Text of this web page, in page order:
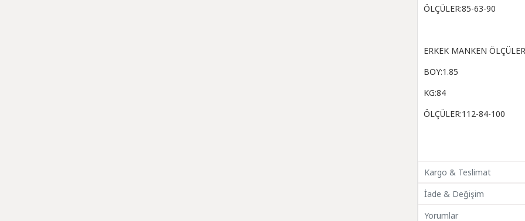
ÖLÇÜLER:85-63-90
ERKEK MANKEN
BOY:1.85
KG:84
ÖLÇÜLER:112-84-100
Kargo & Teslimat
İade & Değişim
Yorumlar